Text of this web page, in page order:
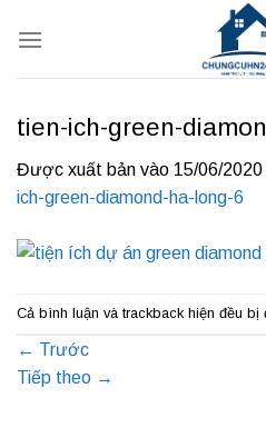
qua
tien-ich-green-
Được xuất bản vào 15/06/2020
ich-green-diamond-ha-long-6
Cả bình luận và trackback hiện đều bị
← Trước
Tiếp theo →